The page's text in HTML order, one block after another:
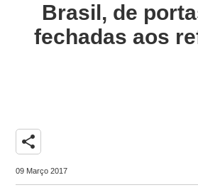
Brasil, de
fechadas aos
share
09 Março 2017